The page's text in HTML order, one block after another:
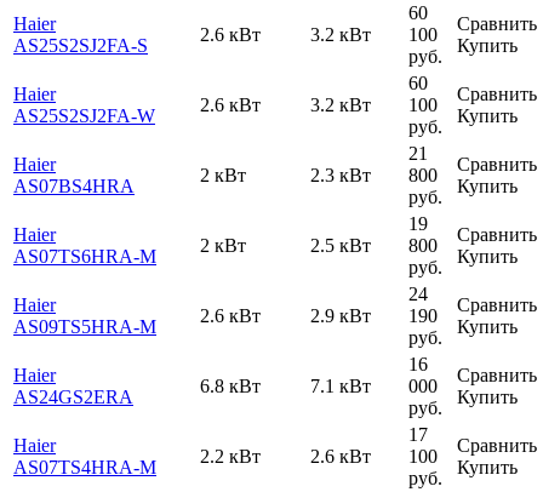
Haier
AS25S2SJ2FA-S
2.6 кВт 3.2 кВт
60
100
руб.
Сравнить
Купить
Haier
AS25S2SJ2FA-W
2.6 кВт 3.2 кВт
60
100
руб.
Сравнить
Купить
Haier
AS07BS4HRA
2 кВт 2.3 кВт
21
800
руб.
Сравнить
Купить
Haier
AS07TS6HRA-M
2 кВт 2.5 кВт
19
800
руб.
Сравнить
Купить
Haier
AS09TS5HRA-M
2.6 кВт 2.9 кВт
24
190
руб.
Сравнить
Купить
Haier
AS24GS2ERA
6.8 кВт 7.1 кВт
16
000
руб.
Сравнить
Купить
Haier
AS07TS4HRA-M
2.2 кВт 2.6 кВт
17
100
руб.
Сравнить
Купить